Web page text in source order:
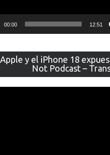
00:00 12:51
Apple y el iPhone 18
Not Podcast –